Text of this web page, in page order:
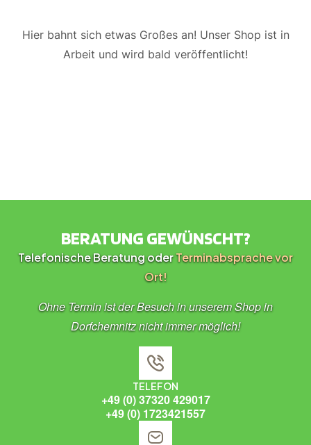
Hier bahnt sich etwas Großes an! Unser Shop ist in
Arbeit und wird bald veröffentlicht!
BERATUNG GEWÜNSCHT?
Telefonische Beratung oderTerminabsprache vor
Ort!
Ohne Termin ist der Besuch in unserem Shop in
Dorfchemnitz nicht immer möglich!
TELEFON
+49 (0) 37320 429017
+49 (0) 1723421557